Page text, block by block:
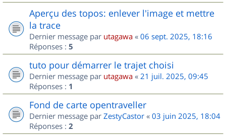
Aperçu des topos: enlever l'image et mettre
la trace
Dernier message par utagawa « 06 sept. 2025, 18:16
Réponses : 5
tuto pour démarrer le trajet choisi
Dernier message par utagawa « 21 juil. 2025, 09:45
Réponses : 1
Fond de carte opentraveller
Dernier message par ZestyCastor « 03 juin 2025, 18:04
Réponses : 2